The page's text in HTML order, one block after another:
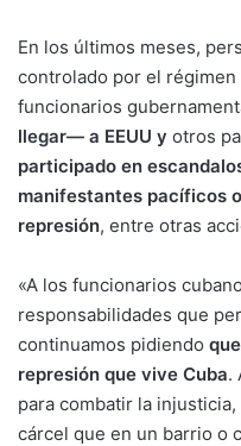
En los últimos meses,
controlado por el régimen
funcionarios
llegar— a EEUU y otros
participado en
manifestantes pacíficos
represión, entre otras
«A los funcionarios
responsabilidades que
continuamos pidiendo
represión que vive Cuba.
para combatir la
cárcel que en un barrio o